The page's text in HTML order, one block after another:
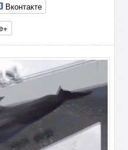
Вконтакте